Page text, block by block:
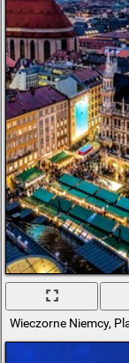
Wieczorne Niemcy,